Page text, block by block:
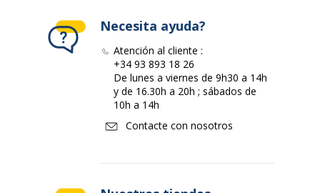
Necesita ayuda?
Atención al cliente :
+34 93 893 18 26
De lunes a viernes de 9h30 a 14h
y de 16.30h a 20h ; sábados de
10h a 14h
Contacte con nosotros